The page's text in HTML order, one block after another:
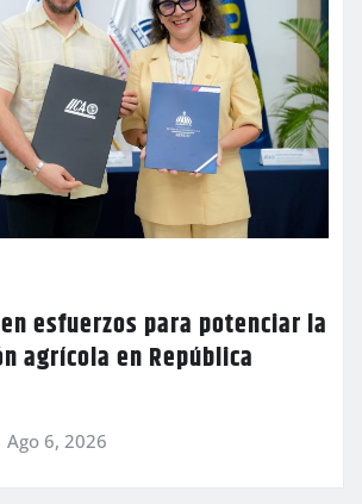
esfuerzos para potenciar la
agrícola en República
Ago 6, 2026